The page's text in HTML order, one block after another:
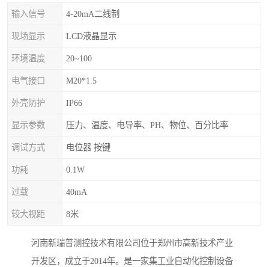
输入信号 4-20mA二线制
现场显示 LCD液晶显示
环境温度 20~100
电气接口 M20*1.5
外壳防护 IP66
显示参数 压力、温度、电导率、PH、物位、百分比率
调试方式 电位器 按键
功耗 0.1W
过载 40mA
较大视距 8米
河南新瑞普测控技术有限公司位于郑州市高新技术产业
开发区，成立于2014年。是一家集工业自动化控制设备